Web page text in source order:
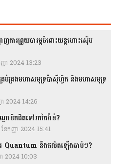
ញការព្រួយបារម្ភចំពោះយន្តហោះស៊ើប
ញា 2024 13:23
រប់គ្រងមហាសមុទ្រប៉ាស៊ីហ្វិក និងមហាសមុទ្រ
ា 2024 14:26
ាខិតជិតទៅរកតៃវ៉ាន់?
ែកញ្ញា 2024 15:41
រ Quantum នឹងផលិតឡើងឆាប់ៗ?
ា 2024 10:03